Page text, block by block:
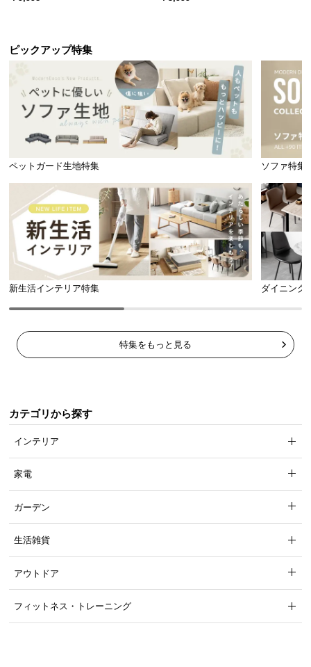
引き出し収納付き
ック オープンラック シンプル
ピックアップ特集
ペットガード生地特集 ソファ特集
新生活インテリア特集 ダイニング
特集をもっと見る
カテゴリから探す
インテリア
家電
ガーデン
生活雑貨
アウトドア
フィットネス・トレーニング